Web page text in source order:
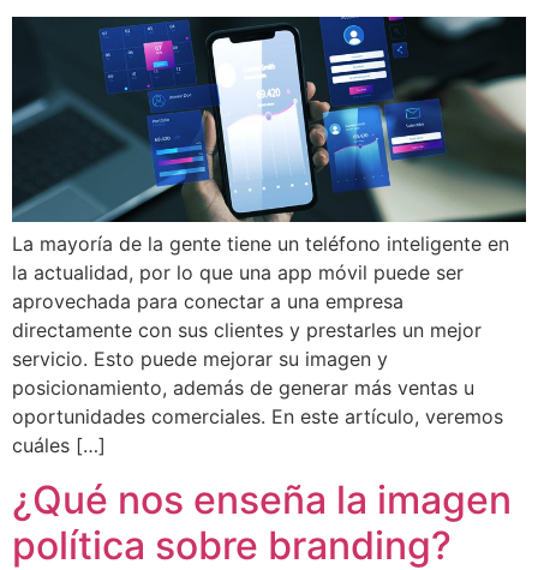
La mayoría de la gente tiene un teléfono inteligente en
la actualidad, por lo que una app móvil puede ser
aprovechada para conectar a una empresa
directamente con sus clientes y prestarles un mejor
servicio. Esto puede mejorar su imagen y
posicionamiento, además de generar más ventas u
oportunidades comerciales. En este artículo, veremos
cuáles […]
¿Qué nos enseña la imagen
política sobre branding?